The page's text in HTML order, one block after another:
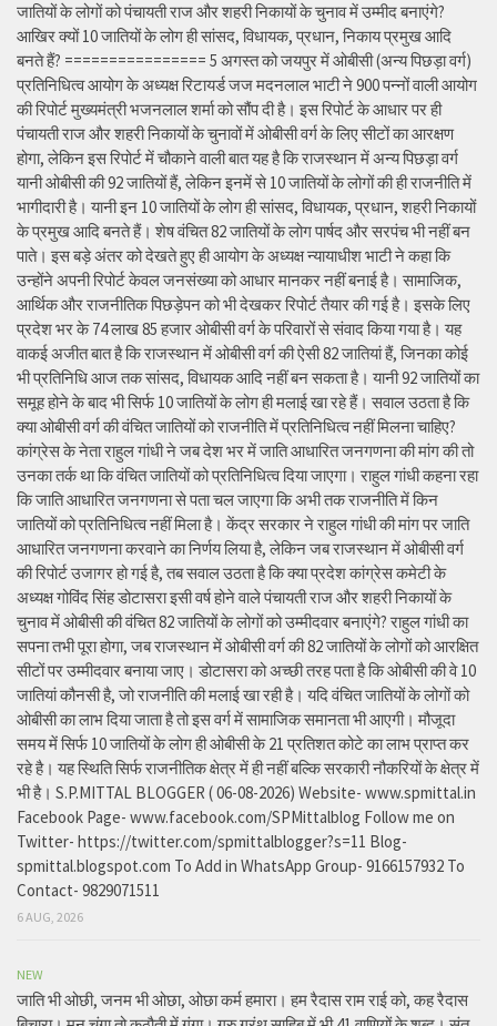
जातियों के लोगों को पंचायती राज और शहरी निकायों के चुनाव में उम्मीद बनाएंगे?
आखिर क्यों 10 जातियों के लोग ही सांसद, विधायक, प्रधान, निकाय प्रमुख आदि
बनते हैं? ================ 5 अगस्त को जयपुर में ओबीसी (अन्य पिछड़ा वर्ग)
प्रतिनिधित्व आयोग के अध्यक्ष रिटायर्ड जज मदनलाल भाटी ने 900 पन्नों वाली आयोग
की रिपोर्ट मुख्यमंत्री भजनलाल शर्मा को सौंप दी है। इस रिपोर्ट के आधार पर ही
पंचायती राज और शहरी निकायों के चुनावों में ओबीसी वर्ग के लिए सीटों का आरक्षण
होगा, लेकिन इस रिपोर्ट में चौकाने वाली बात यह है कि राजस्थान में अन्य पिछड़ा वर्ग
यानी ओबीसी की 92 जातियों हैं, लेकिन इनमें से 10 जातियों के लोगों की ही राजनीति में
भागीदारी है। यानी इन 10 जातियों के लोग ही सांसद, विधायक, प्रधान, शहरी निकायों
के प्रमुख आदि बनते हैं। शेष वंचित 82 जातियों के लोग पार्षद और सरपंच भी नहीं बन
पाते। इस बड़े अंतर को देखते हुए ही आयोग के अध्यक्ष न्यायाधीश भाटी ने कहा कि
उन्होंने अपनी रिपोर्ट केवल जनसंख्या को आधार मानकर नहीं बनाई है। सामाजिक,
आर्थिक और राजनीतिक पिछड़ेपन को भी देखकर रिपोर्ट तैयार की गई है। इसके लिए
प्रदेश भर के 74 लाख 85 हजार ओबीसी वर्ग के परिवारों से संवाद किया गया है। यह
वाकई अजीत बात है कि राजस्थान में ओबीसी वर्ग की ऐसी 82 जातियां हैं, जिनका कोई
भी प्रतिनिधि आज तक सांसद, विधायक आदि नहीं बन सकता है। यानी 92 जातियों का
समूह होने के बाद भी सिर्फ 10 जातियों के लोग ही मलाई खा रहे हैं। सवाल उठता है कि
क्या ओबीसी वर्ग की वंचित जातियों को राजनीति में प्रतिनिधित्व नहीं मिलना चाहिए?
कांग्रेस के नेता राहुल गांधी ने जब देश भर में जाति आधारित जनगणना की मांग की तो
उनका तर्क था कि वंचित जातियों को प्रतिनिधित्व दिया जाएगा। राहुल गांधी कहना रहा
कि जाति आधारित जनगणना से पता चल जाएगा कि अभी तक राजनीति में किन
जातियों को प्रतिनिधित्व नहीं मिला है। केंद्र सरकार ने राहुल गांधी की मांग पर जाति
आधारित जनगणना करवाने का निर्णय लिया है, लेकिन जब राजस्थान में ओबीसी वर्ग
की रिपोर्ट उजागर हो गई है, तब सवाल उठता है कि क्या प्रदेश कांग्रेस कमेटी के
अध्यक्ष गोविंद सिंह डोटासरा इसी वर्ष होने वाले पंचायती राज और शहरी निकायों के
चुनाव में ओबीसी की वंचित 82 जातियों के लोगों को उम्मीदवार बनाएंगे? राहुल गांधी का
सपना तभी पूरा होगा, जब राजस्थान में ओबीसी वर्ग की 82 जातियों के लोगों को आरक्षित
सीटों पर उम्मीदवार बनाया जाए। डोटासरा को अच्छी तरह पता है कि ओबीसी की वे 10
जातियां कौनसी है, जो राजनीति की मलाई खा रही है। यदि वंचित जातियों के लोगों को
ओबीसी का लाभ दिया जाता है तो इस वर्ग में सामाजिक समानता भी आएगी। मौजूदा
समय में सिर्फ 10 जातियों के लोग ही ओबीसी के 21 प्रतिशत कोटे का लाभ प्राप्त कर
रहे है। यह स्थिति सिर्फ राजनीतिक क्षेत्र में ही नहीं बल्कि सरकारी नौकरियों के क्षेत्र में
भी है। S.P.MITTAL BLOGGER ( 06-08-2026) Website- www.spmittal.in
Facebook Page- www.facebook.com/SPMittalblog Follow me on
Twitter- https://twitter.com/spmittalblogger?s=11 Blog-
spmittal.blogspot.com To Add in WhatsApp Group- 9166157932 To
Contact- 9829071511
6 AUG, 2026
NEW
जाति भी ओछी, जनम भी ओछा, ओछा कर्म हमारा। हम रैदास राम राई को, कह रैदास